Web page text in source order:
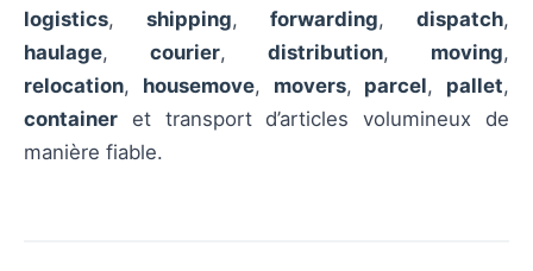
logistics, shipping, forwarding, dispatch,
haulage, courier, distribution, moving,
relocation, housemove, movers, parcel, pallet,
container et transport d’articles volumineux de
manière fiable.